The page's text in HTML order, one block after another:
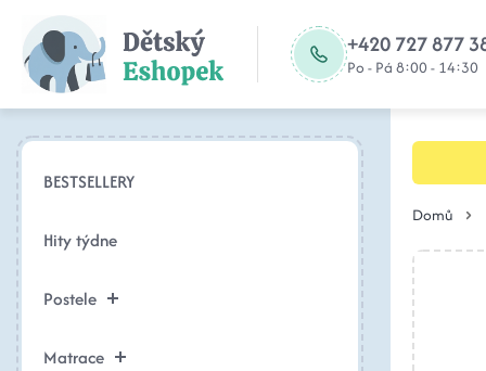
+420 727 877
Po - Pá 8:00 - 14:30
BESTSELLERY
Hity týdne
Postele
Matrace
Domů